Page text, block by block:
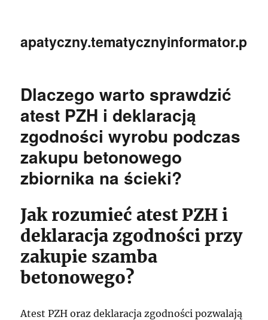
apatyczny.tematycznyinformator.pl
Dlaczego warto sprawdzić
atest PZH i deklaracją
zgodności wyrobu podczas
zakupu betonowego
zbiornika na ścieki?
Jak rozumieć atest PZH i
deklaracja zgodności przy
zakupie szamba
betonowego?
Atest PZH oraz deklaracja zgodności pozwalają